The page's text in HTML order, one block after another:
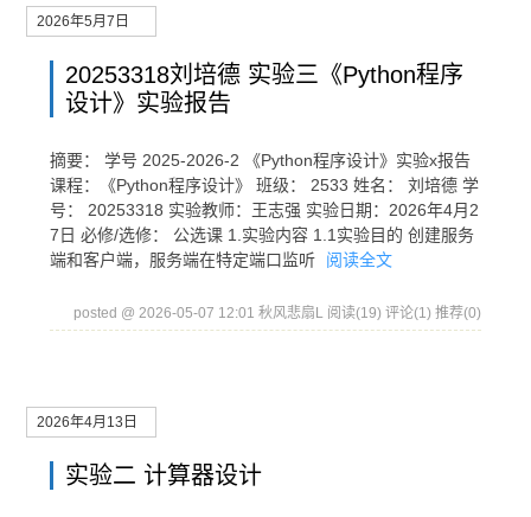
2026年5月7日
20253318刘培德 实验三《Python程序
设计》实验报告
摘要： 学号 2025-2026-2 《Python程序设计》实验x报告
课程：《Python程序设计》 班级： 2533 姓名： 刘培德 学
号： 20253318 实验教师：王志强 实验日期：2026年4月2
7日 必修/选修： 公选课 1.实验内容 1.1实验目的 创建服务
端和客户端，服务端在特定端口监听
阅读全文
posted @ 2026-05-07 12:01 秋风悲扇L 阅读(19) 评论(1) 推荐(0)
2026年4月13日
实验二 计算器设计